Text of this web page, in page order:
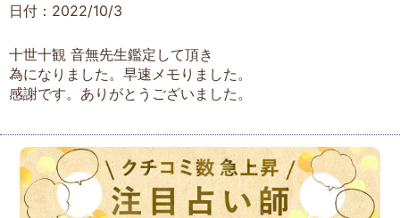
日付：2022/10/3
十世十観 音無先生鑑定して頂き
為になりました。早速メモりました。
感謝です。ありがとうございました。